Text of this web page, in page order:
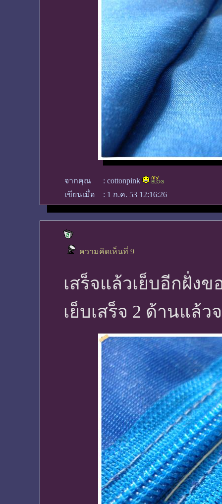
จากคุณ : cottonpink
เขียนเมื่อ
: 1 ก.ค. 53 12:16:26
ความคิดเห็นที่ 9
เสร็จแล้วเย็บอีกฝั่งข
เย็บเสร็จ 2 ด้านแล้